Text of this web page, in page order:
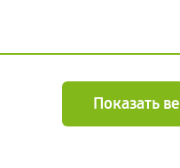
Показать